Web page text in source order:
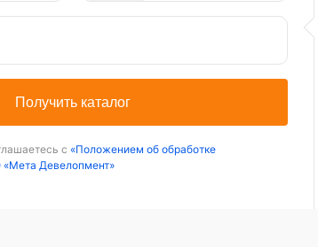
Получить каталог
с «Положением об обработке
Девелопмент»